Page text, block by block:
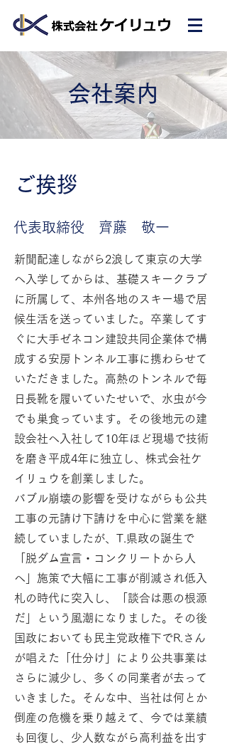
会社案内
ご挨拶
代表取締役 齊藤 敬一
新聞配達しながら2浪して東京の大学
へ入学してからは、基礎スキークラブ
に所属して、本州各地のスキー場で居
候生活を送っていました。卒業してす
ぐに大手ゼネコン建設共同企業体で構
成する安房トンネル工事に携わらせて
いただきました。高熱のトンネルで毎
日長靴を履いていたせいで、水虫が今
でも巣食っています。その後地元の建
設会社へ入社して10年ほど現場で技術
を磨き平成4年に独立し、株式会社ケ
イリュウを創業しました。
バブル崩壊の影響を受けながらも公共
工事の元請け下請けを中心に営業を継
続していましたが、T.県政の誕生で
「脱ダム宣言・コンクリートから人
へ」施策で大幅に工事が削減され低入
札の時代に突入し、「談合は悪の根源
だ」という風潮になりました。その後
国政においても民主党政権下でR.さん
が唱えた「仕分け」により公共事業は
さらに減少し、多くの同業者が去って
いきました。そんな中、当社は何とか
倒産の危機を乗り越えて、今では業績
も回復し、少人数ながら高利益を出す